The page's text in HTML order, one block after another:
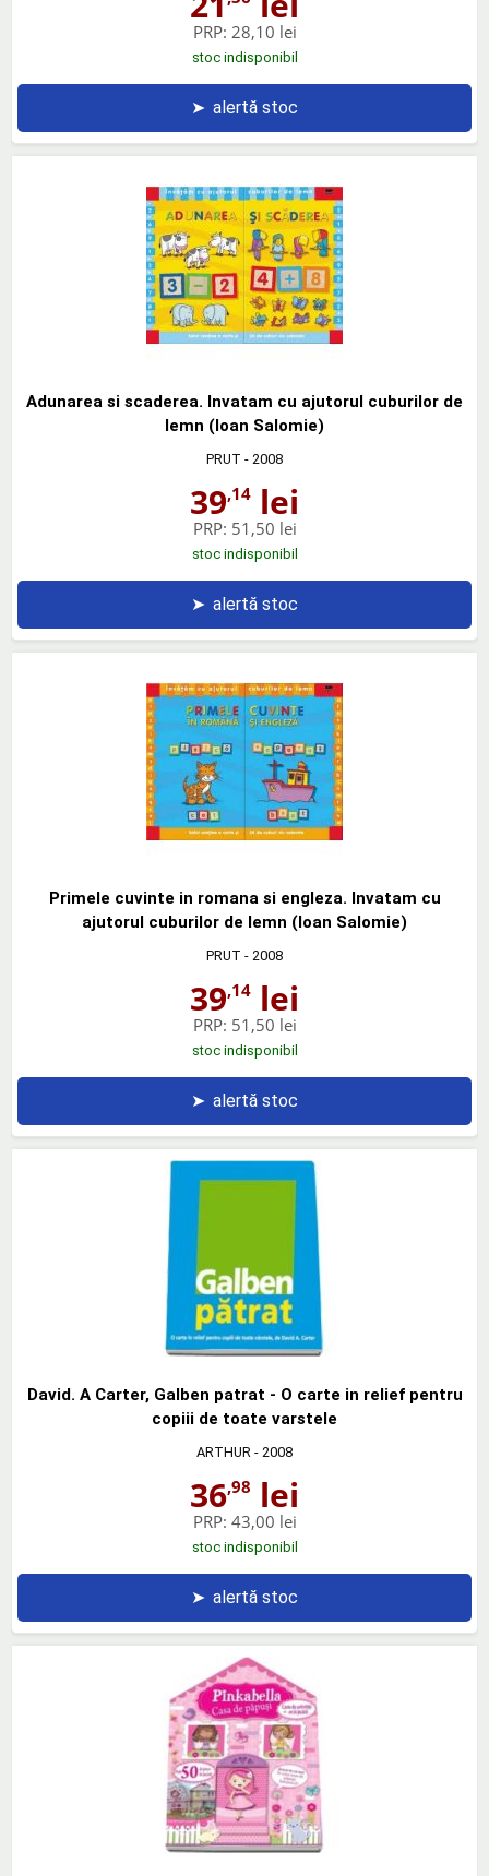
PRP: 28,10 lei
stoc indisponibil
➤ alertă stoc
Adunarea si scaderea. Invatam cu ajutorul cuburilor de
lemn (Ioan Salomie)
PRUT - 2008
39,14 lei
PRP: 51,50 lei
stoc indisponibil
➤ alertă stoc
Primele cuvinte in romana si engleza. Invatam cu
ajutorul cuburilor de lemn (Ioan Salomie)
PRUT - 2008
39,14 lei
PRP: 51,50 lei
stoc indisponibil
➤ alertă stoc
David. A Carter, Galben patrat - O carte in relief pentru
copiii de toate varstele
ARTHUR - 2008
36,98 lei
PRP: 43,00 lei
stoc indisponibil
➤ alertă stoc